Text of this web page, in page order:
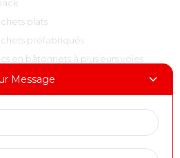
plats
préfabriqués
en bâtonnets à plusieurs voies
à oreillers verticaux
bouchage
Message